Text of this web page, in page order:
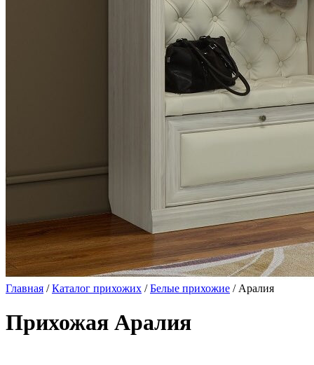
Главная /Каталог прихожих /Белые прихожие / Аралия
Прихожая Аралия